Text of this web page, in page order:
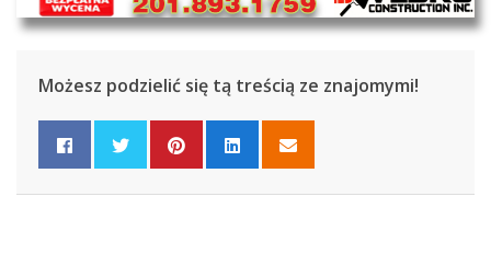
Możesz podzielić się tą treścią ze znajomymi!